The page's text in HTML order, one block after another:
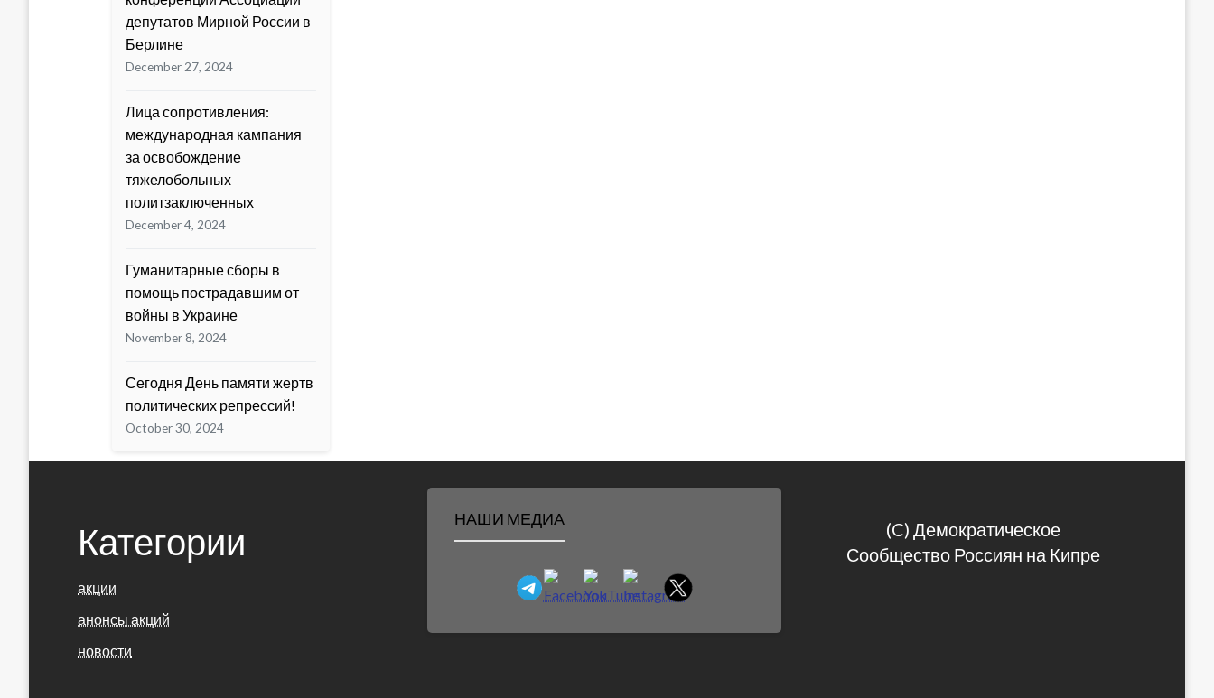
депутатов Мирной России в
Берлине
December 27, 2024
Лица сопротивления:
международная кампания
за освобождение
тяжелобольных
политзаключенных
December 4, 2024
Гуманитарные сборы в
помощь пострадавшим от
войны в Украине
November 8, 2024
Сегодня День памяти жертв
политических репрессий!
October 30, 2024
Категории
акции
анонсы акций
новости
НАШИ МЕДИА
(C) Демократическое
Сообщество Россиян на Кипре